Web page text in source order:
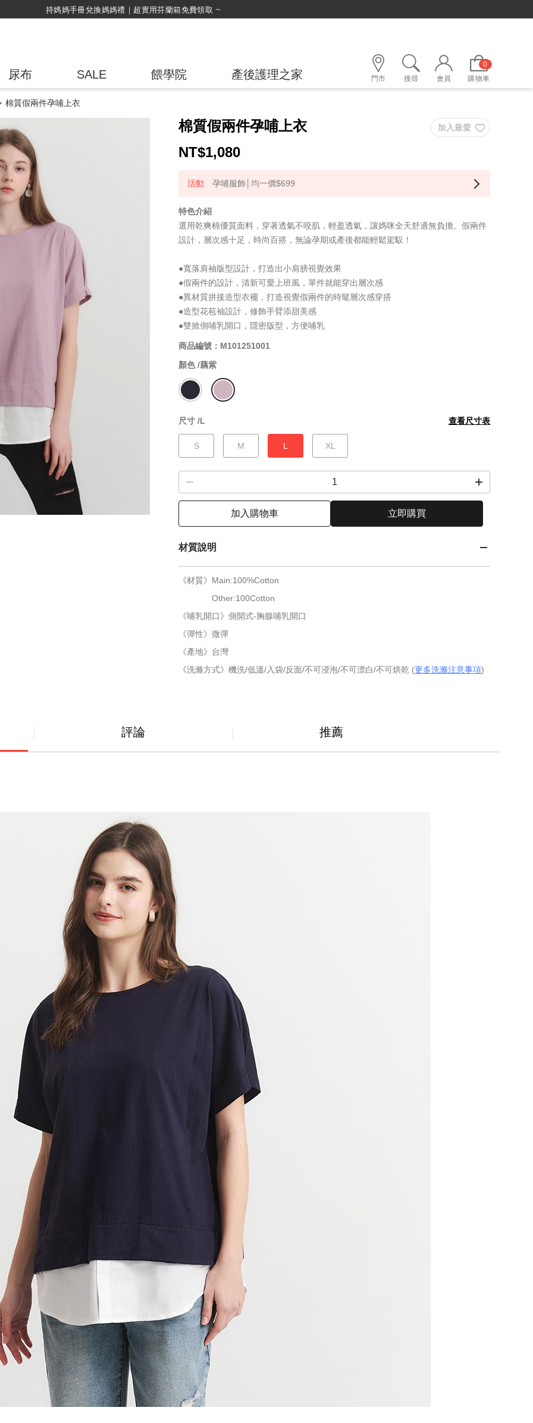
持媽媽手冊兌換媽媽禮｜超實用芬蘭箱免費領取 ~
尿布 SALE 餵學院 產後護理之家 門市 搜尋 會員
0
購物車
棉質假兩件孕哺上衣
棉質假兩件孕哺上衣
NT$1,080
孕哺服飾│均一價$699
特色介紹
選用乾爽棉優質面料，穿著透氣不咬肌，輕盈透氣，讓媽咪全天舒適無負擔。假兩件
設計，層次感十足，時尚百搭，無論孕期或產後都能輕鬆駕馭！
●寬落肩袖版型設計，打造出小肩膀視覺效果
●假兩件的設計，清新可愛上班風，單件就能穿出層次感
●異材質拼接造型衣襬，打造視覺假兩件的時髦層次感穿搭
●造型花苞袖設計，修飾手臂添甜美感
●雙掀側哺乳開口，隱密版型，方便哺乳
商品編號：M101251001
顏色 /藕紫
尺寸 /L 查看尺寸表
S M L XL
加入購物車 立即購買
材質說明
《材質》Main:100%Cotton
Other:100Cotton
《哺乳開口》側開式-胸腺哺乳開口
《彈性》微彈
《產地》台灣
《洗滌方式》機洗/低溫/入袋/反面/不可浸泡/不可漂白/不可烘乾 (更多洗滌注意事項)
評論 推薦